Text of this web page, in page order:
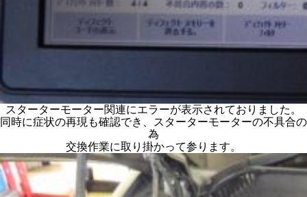
スターターモーター関連にエラーが表示されておりました。
同時に症状の再現も確認でき、スターターモーターの不具合の
為
交換作業に取り掛かって参ります。